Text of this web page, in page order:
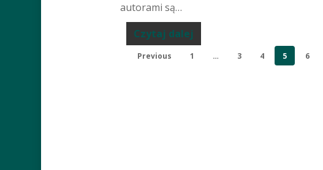
autorami są…
Czytaj dalej
Previous 1 … 3 4 5 6